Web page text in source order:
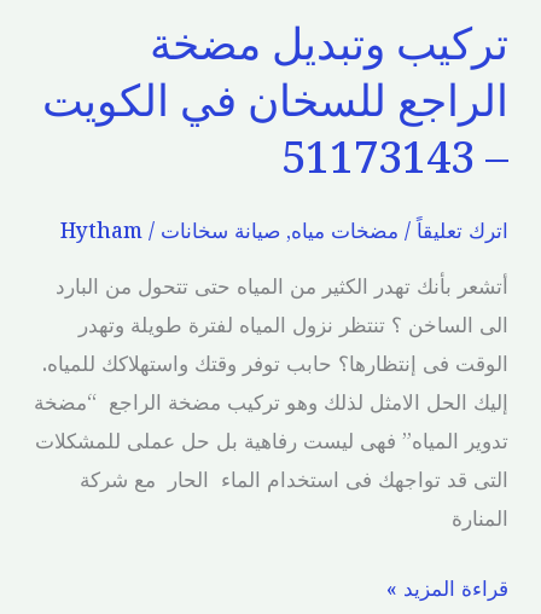
تركيب وتبديل مضخة
الراجع للسخان في الكويت
– 51173143
اترك تعليقاً / مضخات مياه, صيانة سخانات /
Hytham
أتشعر بأنك تهدر الكثير من المياه حتى تتحول من البارد
الى الساخن ؟ تنتظر نزول المياه لفترة طويلة وتهدر
الوقت فى إنتظارها؟ حابب توفر وقتك واستهلاكك للمياه.
إليك الحل الامثل لذلك وهو تركيب مضخة الراجع “مضخة
تدوير المياه” فهى ليست رفاهية بل حل عملى للمشكلات
التى قد تواجهك فى استخدام الماء الحار مع شركة
المنارة
قراءة المزيد »